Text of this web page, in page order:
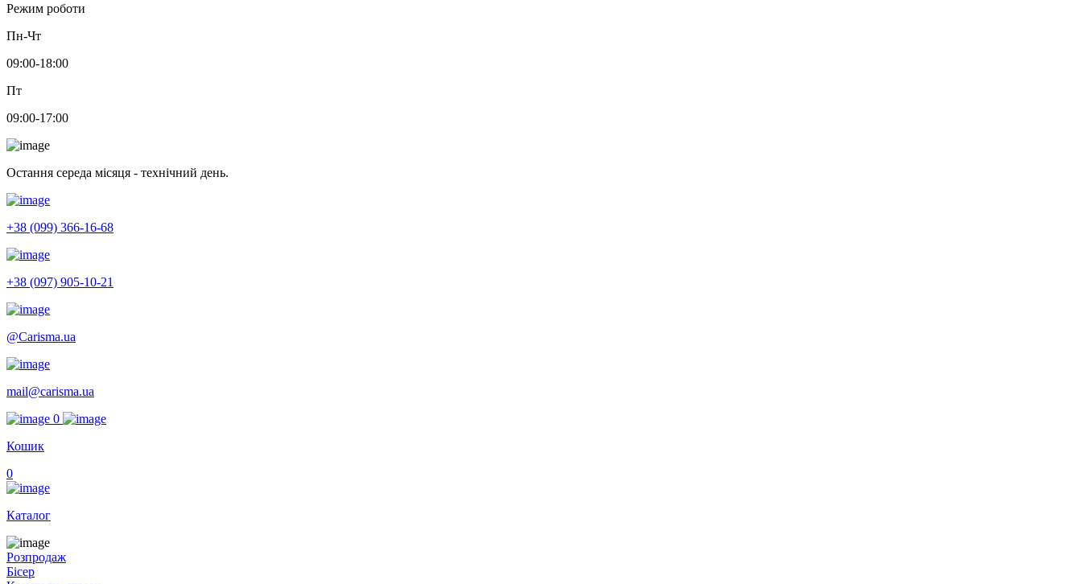
Режим роботи
Пн-Чт
09:00-18:00
Пт
09:00-17:00
Остання середа місяця - технічний день.
+38 (099) 366-16-68
+38 (097) 905-10-21
@Carisma.ua
mail@carisma.ua
0
Кошик
0
Каталог
Розпродаж
Бісер